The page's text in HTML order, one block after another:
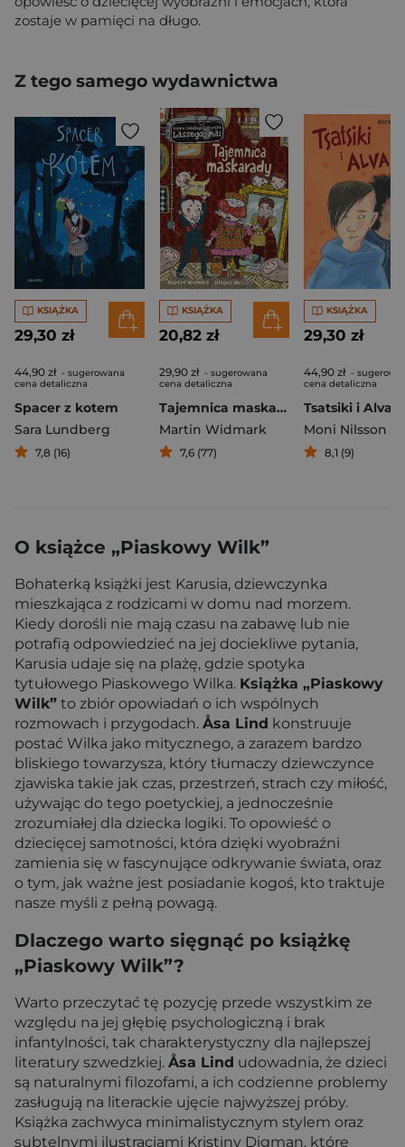
zostaje w pamięci na długo.
Z tego samego wydawnictwa
KSIĄŻKA
29,30 zł
44,90 zł - sugerowana
cena detaliczna
Spacer z kotem
Sara Lundberg
7,8 (16)
KSIĄŻKA
20,82 zł
29,90 zł - sugerowana
cena detaliczna
Tajemnica maskarady
Martin Widmark
7,6 (77)
KSIĄŻKA
29,30 zł
44,90 zł -
cena detaliczna
Tsatsiki i Alva
Moni Nilsson
8,1 (9)
O książce „Piaskowy Wilk”
Bohaterką książki jest Karusia, dziewczynka
mieszkająca z rodzicami w domu nad morzem.
Kiedy dorośli nie mają czasu na zabawę lub nie
potrafią odpowiedzieć na jej dociekliwe pytania,
Karusia udaje się na plażę, gdzie spotyka
tytułowego Piaskowego Wilka. Książka „Piaskowy
Wilk” to zbiór opowiadań o ich wspólnych
rozmowach i przygodach. Åsa Lind konstruuje
postać Wilka jako mitycznego, a zarazem bardzo
bliskiego towarzysza, który tłumaczy dziewczynce
zjawiska takie jak czas, przestrzeń, strach czy miłość,
używając do tego poetyckiej, a jednocześnie
zrozumiałej dla dziecka logiki. To opowieść o
dziecięcej samotności, która dzięki wyobraźni
zamienia się w fascynujące odkrywanie świata, oraz
o tym, jak ważne jest posiadanie kogoś, kto traktuje
nasze myśli z pełną powagą.
Dlaczego warto sięgnąć po książkę
„Piaskowy Wilk”?
Warto przeczytać tę pozycję przede wszystkim ze
względu na jej głębię psychologiczną i brak
infantylności, tak charakterystyczny dla najlepszej
literatury szwedzkiej. Åsa Lind udowadnia, że dzieci
są naturalnymi filozofami, a ich codzienne problemy
zasługują na literackie ujęcie najwyższej próby.
Książka zachwyca minimalistycznym stylem oraz
subtelnymi ilustracjami Kristiny Digman, które